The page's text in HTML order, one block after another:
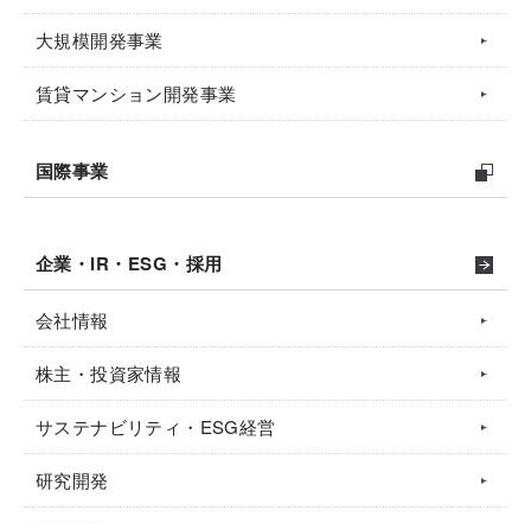
大規模開発事業
賃貸マンション開発事業
国際事業
企業・IR・ESG・採用
会社情報
株主・投資家情報
サステナビリティ・ESG経営
研究開発